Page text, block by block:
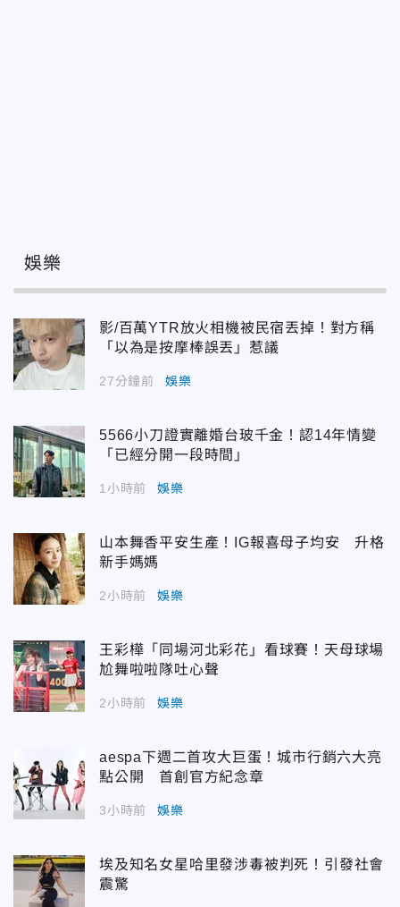
娛樂
影/百萬YTR放火相機被民宿丟掉！對方稱
「以為是按摩棒誤丟」惹議
27分鐘前 娛樂
5566小刀證實離婚台玻千金！認14年情變
「已經分開一段時間」
1小時前 娛樂
山本舞香平安生產！IG報喜母子均安 升格
新手媽媽
2小時前 娛樂
王彩樺「同場河北彩花」看球賽！天母球場
尬舞啦啦隊吐心聲
2小時前 娛樂
aespa下週二首攻大巨蛋！城市行銷六大亮
點公開 首創官方紀念章
3小時前 娛樂
埃及知名女星哈里發涉毒被判死！引發社會
震驚